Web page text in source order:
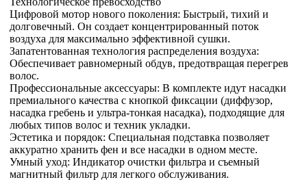
Цифровой мотор нового поколения: Быстрый, тихий и
долговечный. Он создает концентрированный поток
воздуха для максимально эффективной сушки.
Запатентованная технология распределения воздуха:
Обеспечивает равномерный обдув, предотвращая перегрев
волос.
Профессиональные аксессуары: В комплекте идут насадки
премиального качества с кнопкой фиксации (диффузор,
насадка гребень и ультра-тонкая насадка), подходящие для
любых типов волос и техник укладки.
Эстетика и порядок: Специальная подставка позволяет
аккуратно хранить фен и все насадки в одном месте.
Умный уход: Индикатор очистки фильтра и съемный
магнитный фильтр для легкого обслуживания.